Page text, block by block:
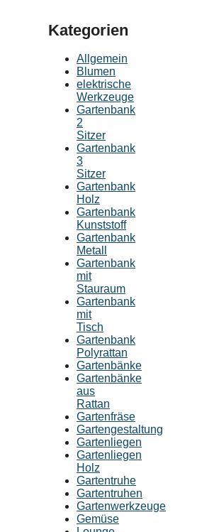
Kategorien
Allgemein
Blumen
elektrische
Werkzeuge
Gartenbank
2
Sitzer
Gartenbank
3
Sitzer
Gartenbank
Holz
Gartenbank
Kunststoff
Gartenbank
Metall
Gartenbank
mit
Stauraum
Gartenbank
mit
Tisch
Gartenbank
Polyrattan
Gartenbänke
Gartenbänke
aus
Rattan
Gartenfräse
Gartengestaltung
Gartenliegen
Gartenliegen
Holz
Gartentruhe
Gartentruhen
Gartenwerkzeuge
Gemüse